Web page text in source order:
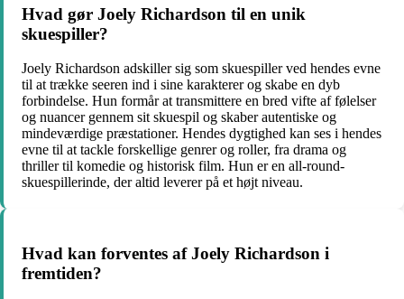
Hvad gør Joely Richardson til en unik
skuespiller?
Joely Richardson adskiller sig som skuespiller ved hendes evne
til at trække seeren ind i sine karakterer og skabe en dyb
forbindelse. Hun formår at transmittere en bred vifte af følelser
og nuancer gennem sit skuespil og skaber autentiske og
mindeværdige præstationer. Hendes dygtighed kan ses i hendes
evne til at tackle forskellige genrer og roller, fra drama og
thriller til komedie og historisk film. Hun er en all-round-
skuespillerinde, der altid leverer på et højt niveau.
Hvad kan forventes af Joely Richardson i
fremtiden?